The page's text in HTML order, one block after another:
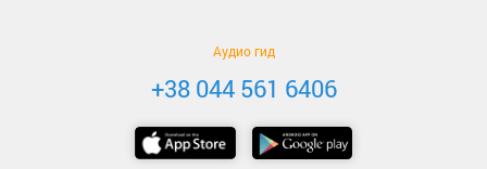
Аудио гид
+38 044 561 6406